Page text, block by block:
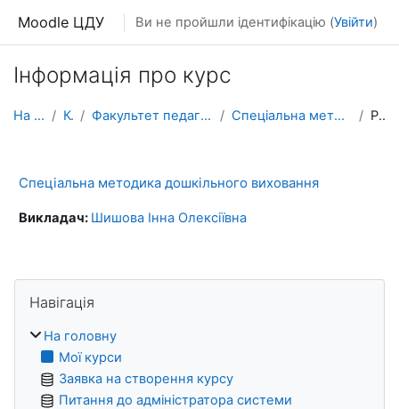
Moodle ЦДУ Ви не пройшли ідентифікацію (Увійти)
Інформація про курс
На головну Курси Факультет педагогіки, психології та мистецтв Спеціальна методика дошкільного виховання Резюме
Спеціальна методика дошкільного виховання
Викладач: Шишова Інна Олексіївна
Блоки
Навігація
На головну
Мої курси
Заявка на створення курсу
Питання до адміністратора системи